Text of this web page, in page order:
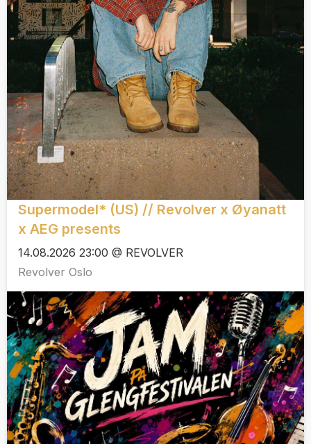
Supermodel* (US) // Revolver x Øyanatt
x AEG presents
14.08.2026 23:00 @ REVOLVER
Revolver Oslo